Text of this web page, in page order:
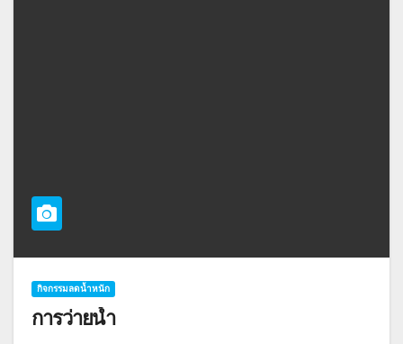
กิจกรรมลดน้ำหนัก
การว่ายน้ำ